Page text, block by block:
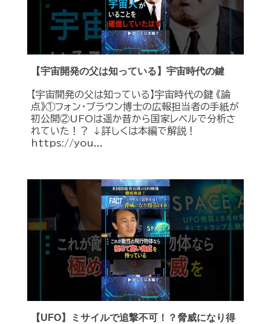
【宇宙開発の父は知っている】宇宙時代の鍵
【宇宙開発の父は知っている】宇宙時代の鍵 《論
点》①フォン・ブラウン博士の広報担当者の手紙が
初公開②UFOは遥か昔から国家レベルで分析さ
れていた！？ ↓詳しくは本編で解説！
https://you...
【UFO】ミサイルで追撃不可！？脅威になり得